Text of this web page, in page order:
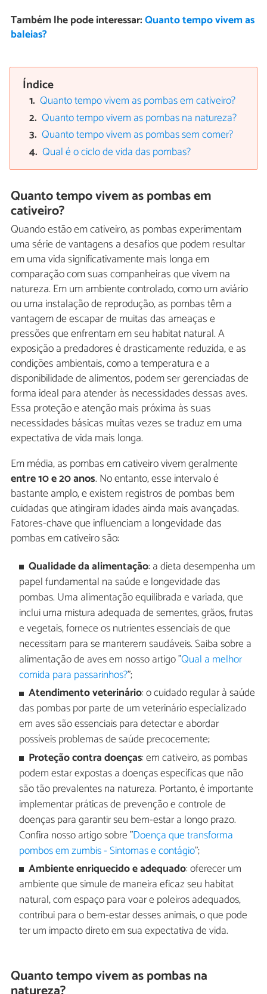
Também lhe pode interessar:Quanto tempo vivem as
baleias?
Índice
Quanto tempo vivem as pombas em cativeiro?
Quanto tempo vivem as pombas na natureza?
Quanto tempo vivem as pombas sem comer?
Qual é o ciclo de vida das pombas?
Quanto tempo vivem as pombas em
cativeiro?
Quando estão em cativeiro, as pombas experimentam
uma série de vantagens a desafios que podem resultar
em uma vida significativamente mais longa em
comparação com suas companheiras que vivem na
natureza. Em um ambiente controlado, como um aviário
ou uma instalação de reprodução, as pombas têm a
vantagem de escapar de muitas das ameaças e
pressões que enfrentam em seu habitat natural. A
exposição a predadores é drasticamente reduzida, e as
condições ambientais, como a temperatura e a
disponibilidade de alimentos, podem ser gerenciadas de
forma ideal para atender às necessidades dessas aves.
Essa proteção e atenção mais próxima às suas
necessidades básicas muitas vezes se traduz em uma
expectativa de vida mais longa.
Em média, as pombas em cativeiro vivem geralmente
entre 10 e 20 anos. No entanto, esse intervalo é
bastante amplo, e existem registros de pombas bem
cuidadas que atingiram idades ainda mais avançadas.
Fatores-chave que influenciam a longevidade das
pombas em cativeiro são:
Qualidade da alimentação: a dieta desempenha um
papel fundamental na saúde e longevidade das
pombas. Uma alimentação equilibrada e variada, que
inclui uma mistura adequada de sementes, grãos, frutas
e vegetais, fornece os nutrientes essenciais de que
necessitam para se manterem saudáveis. Saiba sobre a
alimentação de aves em nosso artigo "Qual a melhor
comida para passarinhos?";
Atendimento veterinário: o cuidado regular à saúde
das pombas por parte de um veterinário especializado
em aves são essenciais para detectar e abordar
possíveis problemas de saúde precocemente;
Proteção contra doenças: em cativeiro, as pombas
podem estar expostas a doenças específicas que não
são tão prevalentes na natureza. Portanto, é importante
implementar práticas de prevenção e controle de
doenças para garantir seu bem-estar a longo prazo.
Confira nosso artigo sobre "Doença que transforma
pombos em zumbis - Sintomas e contágio";
Ambiente enriquecido e adequado: oferecer um
ambiente que simule de maneira eficaz seu habitat
natural, com espaço para voar e poleiros adequados,
contribui para o bem-estar desses animais, o que pode
ter um impacto direto em sua expectativa de vida.
Quanto tempo vivem as pombas na